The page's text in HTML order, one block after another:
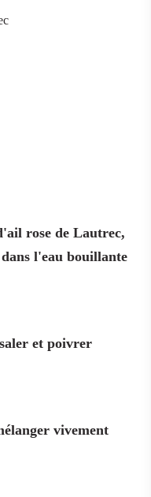
rose de Lautrec,
l'eau bouillante
et poivrer
vivement